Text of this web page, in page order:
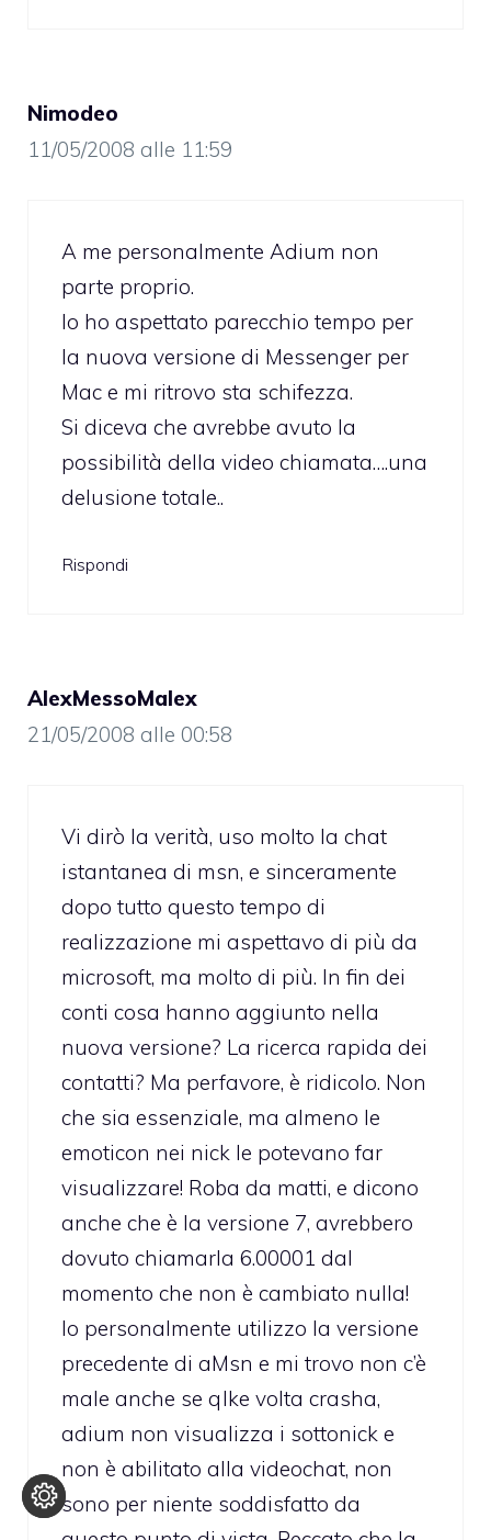
Nimodeo
11/05/2008 alle 11:59
A me personalmente Adium non
parte proprio.
Io ho aspettato parecchio tempo per
la nuova versione di Messenger per
Mac e mi ritrovo sta schifezza.
Si diceva che avrebbe avuto la
possibilità della video chiamata….una
delusione totale..
Rispondi
AlexMessoMalex
21/05/2008 alle 00:58
Vi dirò la verità, uso molto la chat
istantanea di msn, e sinceramente
dopo tutto questo tempo di
realizzazione mi aspettavo di più da
microsoft, ma molto di più. In fin dei
conti cosa hanno aggiunto nella
nuova versione? La ricerca rapida dei
contatti? Ma perfavore, è ridicolo. Non
che sia essenziale, ma almeno le
emoticon nei nick le potevano far
visualizzare! Roba da matti, e dicono
anche che è la versione 7, avrebbero
dovuto chiamarla 6.00001 dal
momento che non è cambiato nulla!
Io personalmente utilizzo la versione
precedente di aMsn e mi trovo non c’è
male anche se qlke volta crasha,
adium non visualizza i sottonick e
non è abilitato alla videochat, non
sono per niente soddisfatto da